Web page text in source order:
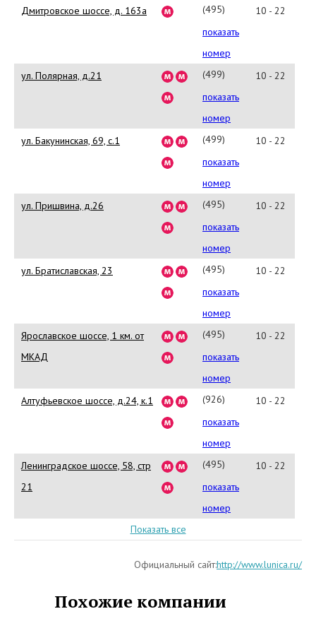
в изготовлении обивки для
диванов. Выгодные и
мебель обусловлены
рациональным подходом к
выбору используемых
мебель от компании «Lunica» -
это быстрая и удобная
доставка, длительный
превосходная возможность
приобретения посредством
заказа через интернет. Мы
43
Дмитровское шоссе, д. 163а
(495)
988-
03-
87
показать
номер
10 - 22
ул. Полярная, д.21
(499)
477-
31-
96
показать
номер
10 - 22
ул. Бакунинская, 69, с.1
(499)
753-
03-
74
показать
номер
10 - 22
ул. Пришвина, д.26
(495)
223-
44-
62
показать
номер
10 - 22
ул. Братиславская, 23
(495)
347-
50-
50
показать
номер
10 - 22
Ярославское шоссе, 1 км. от
МКАД
(495)
981-
02-
82
показать
номер
10 - 22
Алтуфьевское шоссе, д.24, к.1
(926)
815-
66-
93
показать
номер
10 - 22
Ленинградское шоссе, 58, стр
21
(495)
784-
70-
показать
номер
10 - 22
Показать все
Официальный сайт:http://www.lunica.ru/
Похожие компании